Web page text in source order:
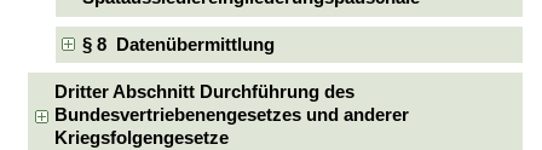
§ 8 Datenübermittlung
Dritter Abschnitt Durchführung des
Bundesvertriebenengesetzes und anderer
Kriegsfolgengesetze